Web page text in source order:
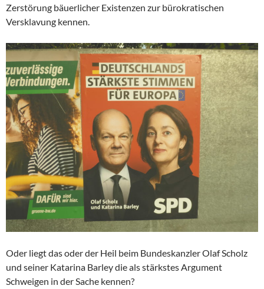
Zerstörung bäuerlicher Existenzen zur bürokratischen
Versklavung kennen.
Oder liegt das oder der Heil beim Bundeskanzler Olaf Scholz
und seiner Katarina Barley die als stärkstes Argument
Schweigen in der Sache kennen?